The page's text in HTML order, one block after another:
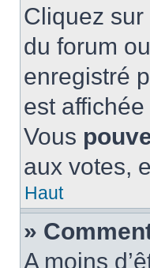
Cliquez
du forum
enregistré
est
Vous
aux votes,
Haut
»
A moins